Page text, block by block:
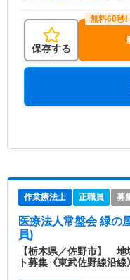
保存する
作業療法士 正職員 募
医療法人常盤会 緑の
員)
【栃木県／佐野市】 地
ト募集《東武佐野線沿線